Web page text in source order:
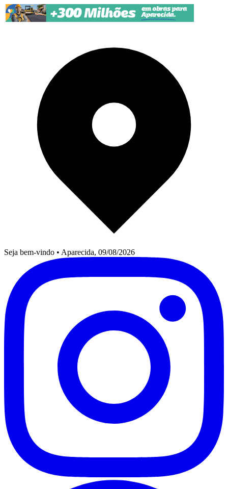
Pular para o conteúdo
Seja bem-vindo • Aparecida, 09/08/2026